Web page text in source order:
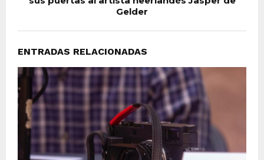
Gelder
ENTRADAS RELACIONADAS